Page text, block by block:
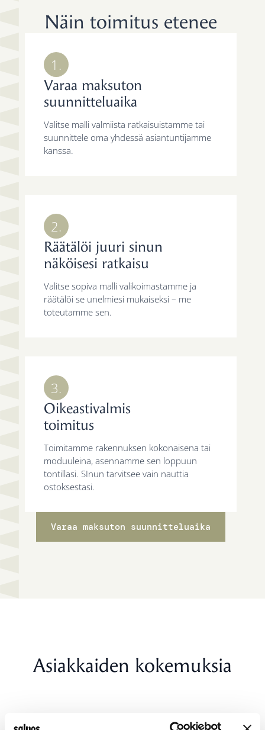
Näin toimitus etenee
1.
Varaa maksuton
suunnitteluaika
Valitse malli valmiista ratkaisuistamme tai
suunnittele oma yhdessä asiantuntijamme
kanssa.
2.
Räätälöi juuri sinun
näköisesi ratkaisu
Valitse sopiva malli valikoimastamme ja
räätälöi se unelmiesi mukaiseksi – me
toteutamme sen.
3.
Oikeastivalmis
toimitus
Toimitamme rakennuksen kokonaisena tai
moduuleina, asennamme sen loppuun
tontillasi. SInun tarvitsee vain nauttia
ostoksestasi.
Varaa maksuton suunnitteluaika
Asiakkaiden kokemuksia